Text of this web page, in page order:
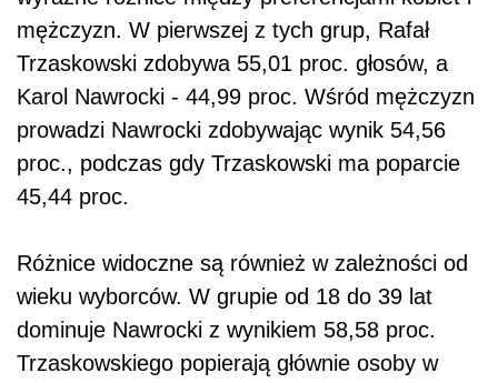
mężczyzn. W pierwszej z tych grup, Rafał
Trzaskowski zdobywa 55,01 proc. głosów, a
Karol Nawrocki - 44,99 proc. Wśród mężczyzn
prowadzi Nawrocki zdobywając wynik 54,56
proc., podczas gdy Trzaskowski ma poparcie
45,44 proc.
Różnice widoczne są również w zależności od
wieku wyborców. W grupie od 18 do 39 lat
dominuje Nawrocki z wynikiem 58,58 proc.
Trzaskowskiego popierają głównie osoby w